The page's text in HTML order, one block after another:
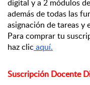
digital y a 2 módulos
además de todas las
asignación de tareas y
Para comprar tu
haz clic aquí.
Suscripción Docente